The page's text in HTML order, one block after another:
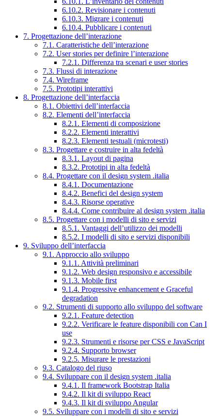
6.10.2. Revisionare i contenuti
6.10.3. Migrare i contenuti
6.10.4. Pubblicare i contenuti
7. Progettazione dell’interazione
7.1. Caratteristiche dell’interazione
7.2. User stories per definire l’interazione
7.2.1. Differenza tra scenari e user stories
7.3. Flussi di interazione
7.4. Wireframe
7.5. Prototipi interattivi
8. Progettazione dell’interfaccia
8.1. Obiettivi dell’interfaccia
8.2. Elementi dell’interfaccia
8.2.1. Elementi di composizione
8.2.2. Elementi interattivi
8.2.3. Elementi testuali (microtesti)
8.3. Progettare e costruire in alta fedeltà
8.3.1. Layout di pagina
8.3.2. Prototipi in alta fedeltà
8.4. Progettare con il design system .italia
8.4.1. Documentazione
8.4.2. Benefici del design system
8.4.3. Risorse operative
8.4.4. Come contribuire al design system .italia
8.5. Progettare con i modelli di sito e servizi
8.5.1. Vantaggi dell’utilizzo dei modelli
8.5.2. I modelli di sito e servizi disponibili
9. Sviluppo dell’interfaccia
9.1. Approccio allo sviluppo
9.1.1. Attività preliminari
9.1.2. Web design responsivo e accessibile
9.1.3. Mobile first
9.1.4. Progressive enhancement e Graceful
degradation
9.2. Strumenti di supporto allo sviluppo del software
9.2.1. Feature detection
9.2.2. Verificare le feature disponibili con Can I
use
9.2.3. Strumenti e risorse per CSS e JavaScript
9.2.4. Supporto browser
9.2.5. Misurare le prestazioni
9.3. Catalogo del riuso
9.4. Sviluppare con il design system .italia
9.4.1. Il framework Bootstrap Italia
9.4.2. Il kit di sviluppo React
9.4.3. Il kit di sviluppo Angular
9.5. Sviluppare con i modelli di sito e servizi